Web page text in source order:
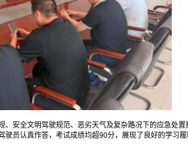
安全文明驾驶规范、恶劣天气及复杂路况下的应急处置
员认真作答，考试成绩均超90分，展现了良好的学习